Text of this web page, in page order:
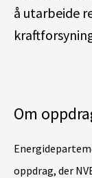
å utarbeide
Om
oppdrag, der